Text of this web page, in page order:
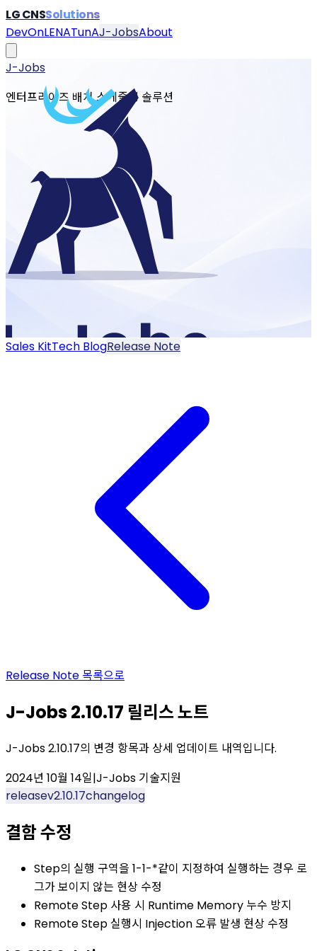
LG CNSSolutions
DevOnLENATunAJ-JobsAbout
J-Jobs
엔터프라이즈 배치 스케줄링 솔루션
Sales KitTech BlogRelease Note
Release Note 목록으로
J-Jobs 2.10.17 릴리스 노트
J-Jobs 2.10.17의 변경 항목과 상세 업데이트 내역입니다.
2024년 10월 14일|J-Jobs 기술지원
releasev2.10.17changelog
결함 수정
Step의 실행 구역을 1-1-*같이 지정하여 실행하는 경우 로
그가 보이지 않는 현상 수정
Remote Step 사용 시 Runtime Memory 누수 방지
Remote Step 실행시 Injection 오류 발생 현상 수정